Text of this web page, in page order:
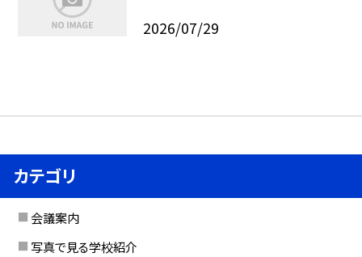
2026/07/29
カテゴリ
会議案内
写真で見る学校紹介